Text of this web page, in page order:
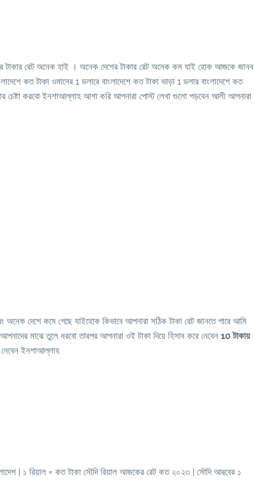
টাকার রেট অনেক হাই । অনেক দেশের টাকার রেট অনেক কম যাই হোক আজকে জানব
কত টাকা ওমানের 1 ডলারে বাংলাদেশে কত টাকা ভাড়া 1 ডলার বাংলাদেশে কত
চেষ্টা করবো ইনশাআল্লাহ আশা করি আপনারা পোস্ট লেখা গুলো পড়বেন আলী আপনারা
অনেক দেশে কমে গেছে যাইহোক কিভাবে আপনারা সঠিক টাকা রেট জানতে পারে আমি
মাঝে তুলে ধরবো তারপর আপনারা ওই টাকা দিয়ে হিসাব করে নেবেন 10 টাকায়
ইনশাআল্লাহ
| ১ রিয়াল = কত টাকা সৌদি রিয়াল আজকের রেট কত ২০২৩ | সৌদি আরবের ১